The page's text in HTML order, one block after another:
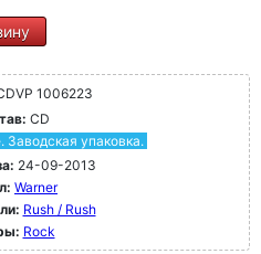
1006223
CD
Заводская упаковка.
24-09-2013
Warner
Rush / Rush
Rock